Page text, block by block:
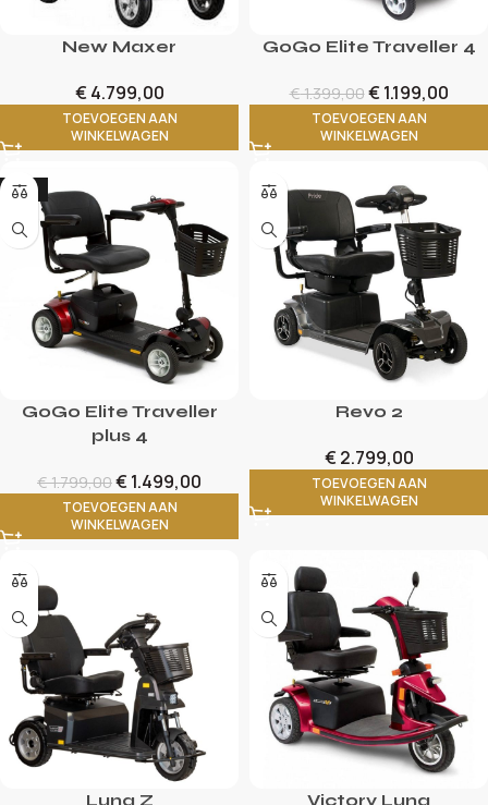
New Maxer
€ 4.799,00
TOEVOEGEN AAN
WINKELWAGEN
GoGo Elite Traveller 4
€1.399,00€ 1.199,00
TOEVOEGEN AAN
WINKELWAGEN
-17%
GoGo Elite Traveller
plus 4
€1.799,00€ 1.499,00
TOEVOEGEN AAN
WINKELWAGEN
Revo 2
€ 2.799,00
TOEVOEGEN AAN
WINKELWAGEN
Luna Z Victory Luna